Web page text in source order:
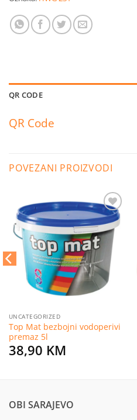
QR CODE
QR Code
POVEZANI PROIZVODI
Dodaj
na
listu
želja
UNCATEGORIZED
Top Mat bezbojni vodoperivi
premaz 5l
38,90 KM
OBI SARAJEVO